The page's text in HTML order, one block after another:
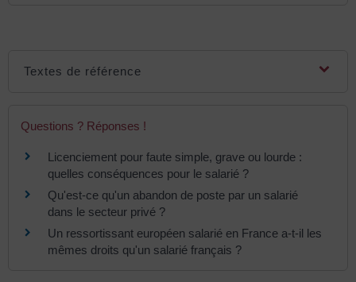
Textes de référence
Questions ? Réponses !
Licenciement pour faute simple, grave ou lourde :
quelles conséquences pour le salarié ?
Qu'est-ce qu'un abandon de poste par un salarié
dans le secteur privé ?
Un ressortissant européen salarié en France a-t-il les
mêmes droits qu'un salarié français ?